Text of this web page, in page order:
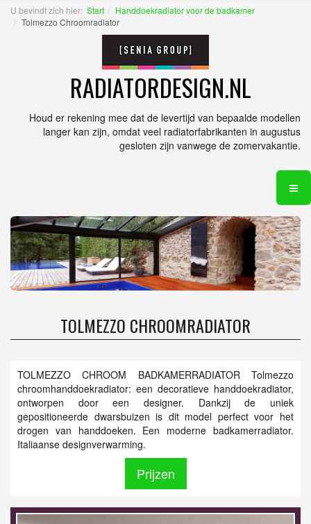
U bevindt zich hier: Start
Handdoekradiator voor de badkamer
Tolmezzo Chroomradiator
RADIATORDESIGN.NL
Houd er rekening mee dat de levertijd van bepaalde modellen
langer kan zijn, omdat veel radiatorfabrikanten in augustus
gesloten zijn vanwege de zomervakantie.
TOLMEZZO CHROOMRADIATOR
TOLMEZZO CHROOM BADKAMERRADIATOR Tolmezzo
chroomhanddoekradiator: een decoratieve handdoekradiator,
ontworpen door een designer. Dankzij de uniek
gepositioneerde dwarsbuizen is dit model perfect voor het
drogen van handdoeken. Een moderne badkamerradiator.
Italiaanse designverwarming.
Prijzen